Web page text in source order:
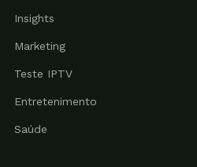
Insights
Marketing
Teste IPTV
Entretenimento
Saúde